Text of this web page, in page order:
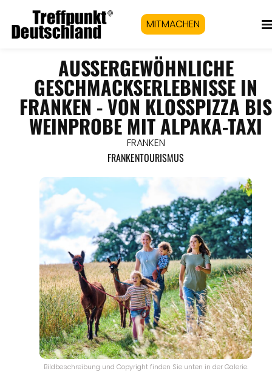
MITMACHEN
AUSSERGEWÖHNLICHE G
ESCHMACKSERLEBNISSE IN F
RANKEN - VON KLOSSPIZZA BIS WE
INPROBE MIT ALPAKA-TAXI
FRANKEN
FRANKENTOURISMUS
Bildbeschreibung und Copyright finden Sie unten in der Galerie.